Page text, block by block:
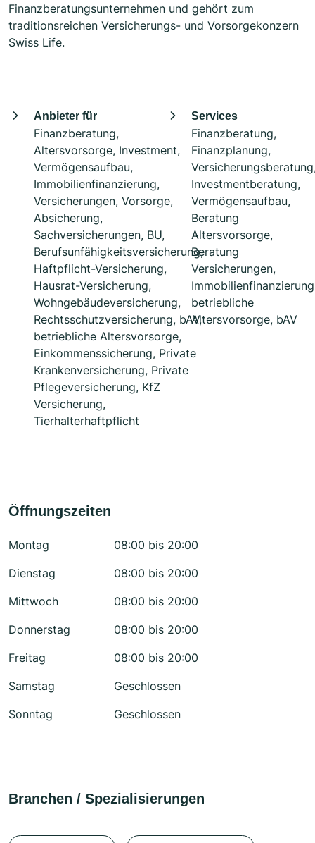
Finanzberatungsunternehmen und gehört zum
traditionsreichen Versicherungs- und Vorsorgekonzern
Swiss Life.
Anbieter für
Finanzberatung,
Altersvorsorge, Investment,
Vermögensaufbau,
Immobilienfinanzierung,
Versicherungen, Vorsorge,
Absicherung,
Sachversicherungen, BU,
Berufsunfähigkeitsversicherung,
Haftpflicht-Versicherung,
Hausrat-Versicherung,
Wohngebäudeversicherung,
Rechtsschutzversicherung, bAV,
betriebliche Altersvorsorge,
Einkommenssicherung, Private
Krankenversicherung, Private
Pflegeversicherung, KfZ
Versicherung,
Tierhalterhaftpflicht
Services
Finanzberatung,
Finanzplanung,
Investmentberatung,
Vermögensaufbau,
Beratung
Altersvorsorge,
Beratung
Versicherungen,
betriebliche
Altersvorsorge, bAV
Öffnungszeiten
Montag
08:00 bis 20:00
Dienstag
08:00 bis 20:00
Mittwoch
08:00 bis 20:00
Donnerstag
08:00 bis 20:00
Freitag
08:00 bis 20:00
Samstag
Geschlossen
Sonntag
Geschlossen
Branchen / Spezialisierungen